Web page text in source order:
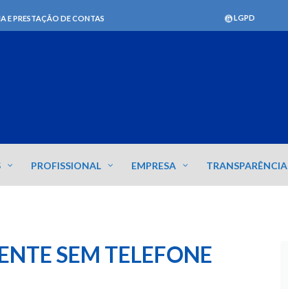
E PRESTAÇÃO DE CONTAS LGPD
PROFISSIONAL EMPRESA TRANSPARÊNCIA
SEM TELEFONE